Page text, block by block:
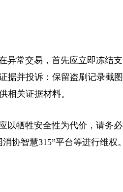
常交易，首先应立即冻结
据并投诉：保留盗刷记录截
相关证据材料。
牺牲安全性为代价，请务必
协智慧315”平台等进行维权。